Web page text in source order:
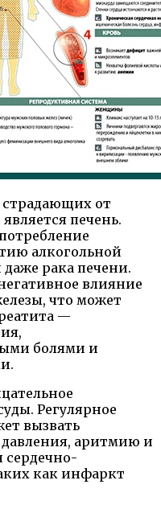
страдающих от
печень.
алкогольной
рака печени.
влияние
что может
—
болями и
Регулярное
вызвать
аритмию и
сердечно-
как инфаркт